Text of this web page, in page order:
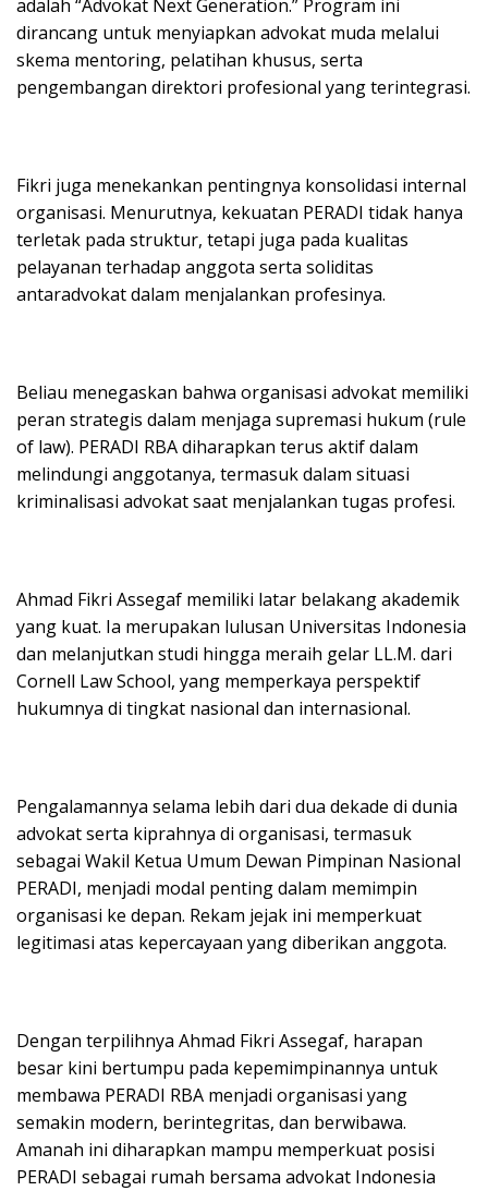
adalah “Advokat Next Generation.” Program ini
dirancang untuk menyiapkan advokat muda melalui
skema mentoring, pelatihan khusus, serta
pengembangan direktori profesional yang terintegrasi.
Fikri juga menekankan pentingnya konsolidasi internal
organisasi. Menurutnya, kekuatan PERADI tidak hanya
terletak pada struktur, tetapi juga pada kualitas
pelayanan terhadap anggota serta soliditas
antaradvokat dalam menjalankan profesinya.
Beliau menegaskan bahwa organisasi advokat memiliki
peran strategis dalam menjaga supremasi hukum (rule
of law). PERADI RBA diharapkan terus aktif dalam
melindungi anggotanya, termasuk dalam situasi
kriminalisasi advokat saat menjalankan tugas profesi.
Ahmad Fikri Assegaf memiliki latar belakang akademik
yang kuat. Ia merupakan lulusan Universitas Indonesia
dan melanjutkan studi hingga meraih gelar LL.M. dari
Cornell Law School, yang memperkaya perspektif
hukumnya di tingkat nasional dan internasional.
Pengalamannya selama lebih dari dua dekade di dunia
advokat serta kiprahnya di organisasi, termasuk
sebagai Wakil Ketua Umum Dewan Pimpinan Nasional
PERADI, menjadi modal penting dalam memimpin
organisasi ke depan. Rekam jejak ini memperkuat
legitimasi atas kepercayaan yang diberikan anggota.
Dengan terpilihnya Ahmad Fikri Assegaf, harapan
besar kini bertumpu pada kepemimpinannya untuk
membawa PERADI RBA menjadi organisasi yang
semakin modern, berintegritas, dan berwibawa.
Amanah ini diharapkan mampu memperkuat posisi
PERADI sebagai rumah bersama advokat Indonesia